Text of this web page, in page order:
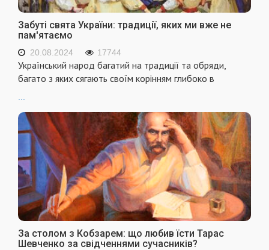
Забуті свята України: традиції, яких ми вже не
пам'ятаємо
20.08.2024 17744
Український народ багатий на традиції та обряди,
багато з яких сягають своїм корінням глибоко в
...
За столом з Кобзарем: що любив їсти Тарас
Шевченко за свідченнями сучасників?